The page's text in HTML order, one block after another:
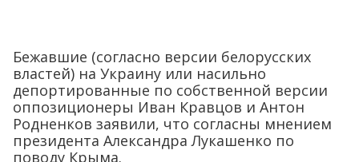
Родненков заявили, что согласны мнением
президента Александра Лукашенко по
поводу Крыма.
Об этом они сказали в эфире украинского
телеканала UAПерший, передает
корреспондент«ПолитНавигатора».